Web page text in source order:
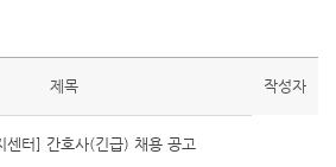
제목 작성자
센터] 간호사(긴급) 채용 공고